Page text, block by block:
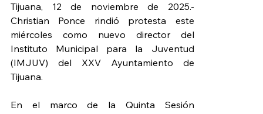
Tijuana, 12 de noviembre de 2025.-
Christian Ponce rindió protesta este
miércoles como nuevo director del
Instituto Municipal para la Juventud
(IMJUV) del XXV Ayuntamiento de
Tijuana.
En el marco de la Quinta Sesión